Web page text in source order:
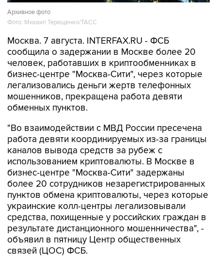
Архивное фото
Фото: Михаил Терещенко/ТАСС
Москва. 7 августа. INTERFAX.RU - ФСБ
сообщила о задержании в Москве более 20
человек, работавших в криптообменниках в
бизнес-центре "Москва-Сити", через которые
легализовались деньги жертв телефонных
мошенников, прекращена работа девяти
обменных пунктов.
"Во взаимодействии с МВД России пресечена
работа девяти координируемых из-за границы
каналов вывода средств за рубеж с
использованием криптовалюты. В Москве в
бизнес-центре "Москва-Сити" задержаны
более 20 сотрудников незарегистрированных
пунктов обмена криптовалюты, через которые
украинские колл-центры легализовывали
средства, похищенные у российских граждан в
результате дистанционного мошенничества", -
объявил в пятницу Центр общественных
связей (ЦОС) ФСБ.